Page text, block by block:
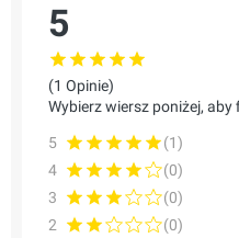
5
(1 Opinie)
Wybierz wiersz poniżej,
5
(1)
4
(0)
3
(0)
2
(0)